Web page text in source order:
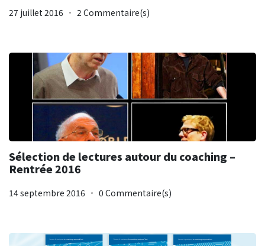
27 juillet 2016 2 Commentaire(s)
Sélection de lectures autour du coaching –
Rentrée 2016
14 septembre 2016 0 Commentaire(s)